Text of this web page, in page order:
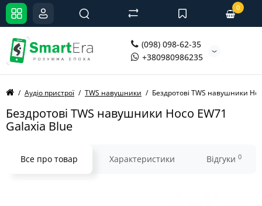
(098) 098-62-35
+380980986235
0
Аудіо пристрої TWS навушники Бездротові TWS навушники
Бездротові TWS навушники Hoco EW71
Galaxia Blue
Все про товар Характеристики Відгуки 0